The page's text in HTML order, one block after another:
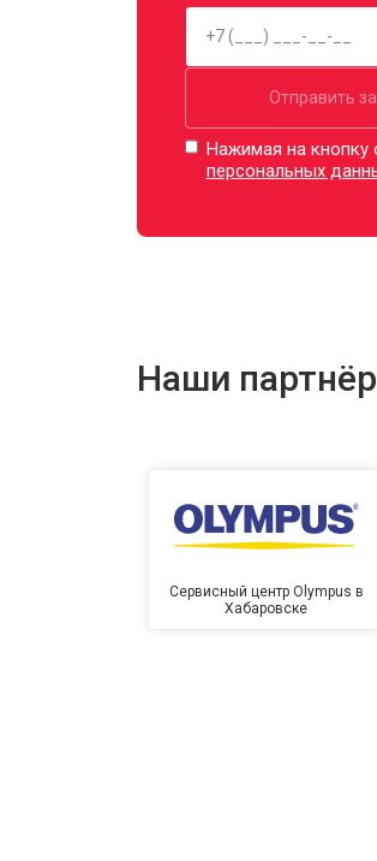
Отправить
Нажимая на кнопку
персональных
Наши
Сервисный центр Olympus в
Хабаровске